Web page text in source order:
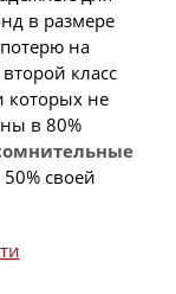
в размере
на
класс
которых не
в 80%
своей